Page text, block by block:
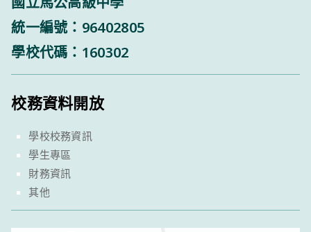
統一編號：96402805
學校代碼：160302
校務資料開放
學校校務資訊
學生專區
財務資訊
其他